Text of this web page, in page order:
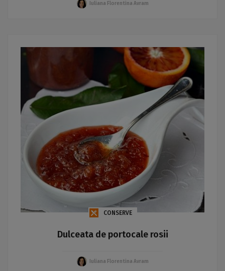
Iuliana Florentina Avram
CONSERVE
Dulceata de portocale rosii
Iuliana Florentina Avram